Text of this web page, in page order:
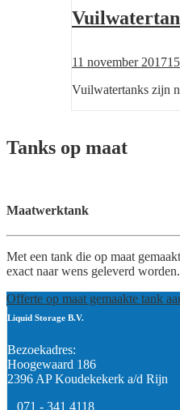
Posted
11 november 2017
Vuilwatertanks zijn
Tanks op maat
Maatwerktank
Met een tank die op maat
exact naar wens geleverd
Offerte op maat gemaakte tank
Liquid Storage B.V.
Bezoekadres:
Hoogewaard 186
2396 AP Koudekekerk a/d Rijn
071 - 341 4118